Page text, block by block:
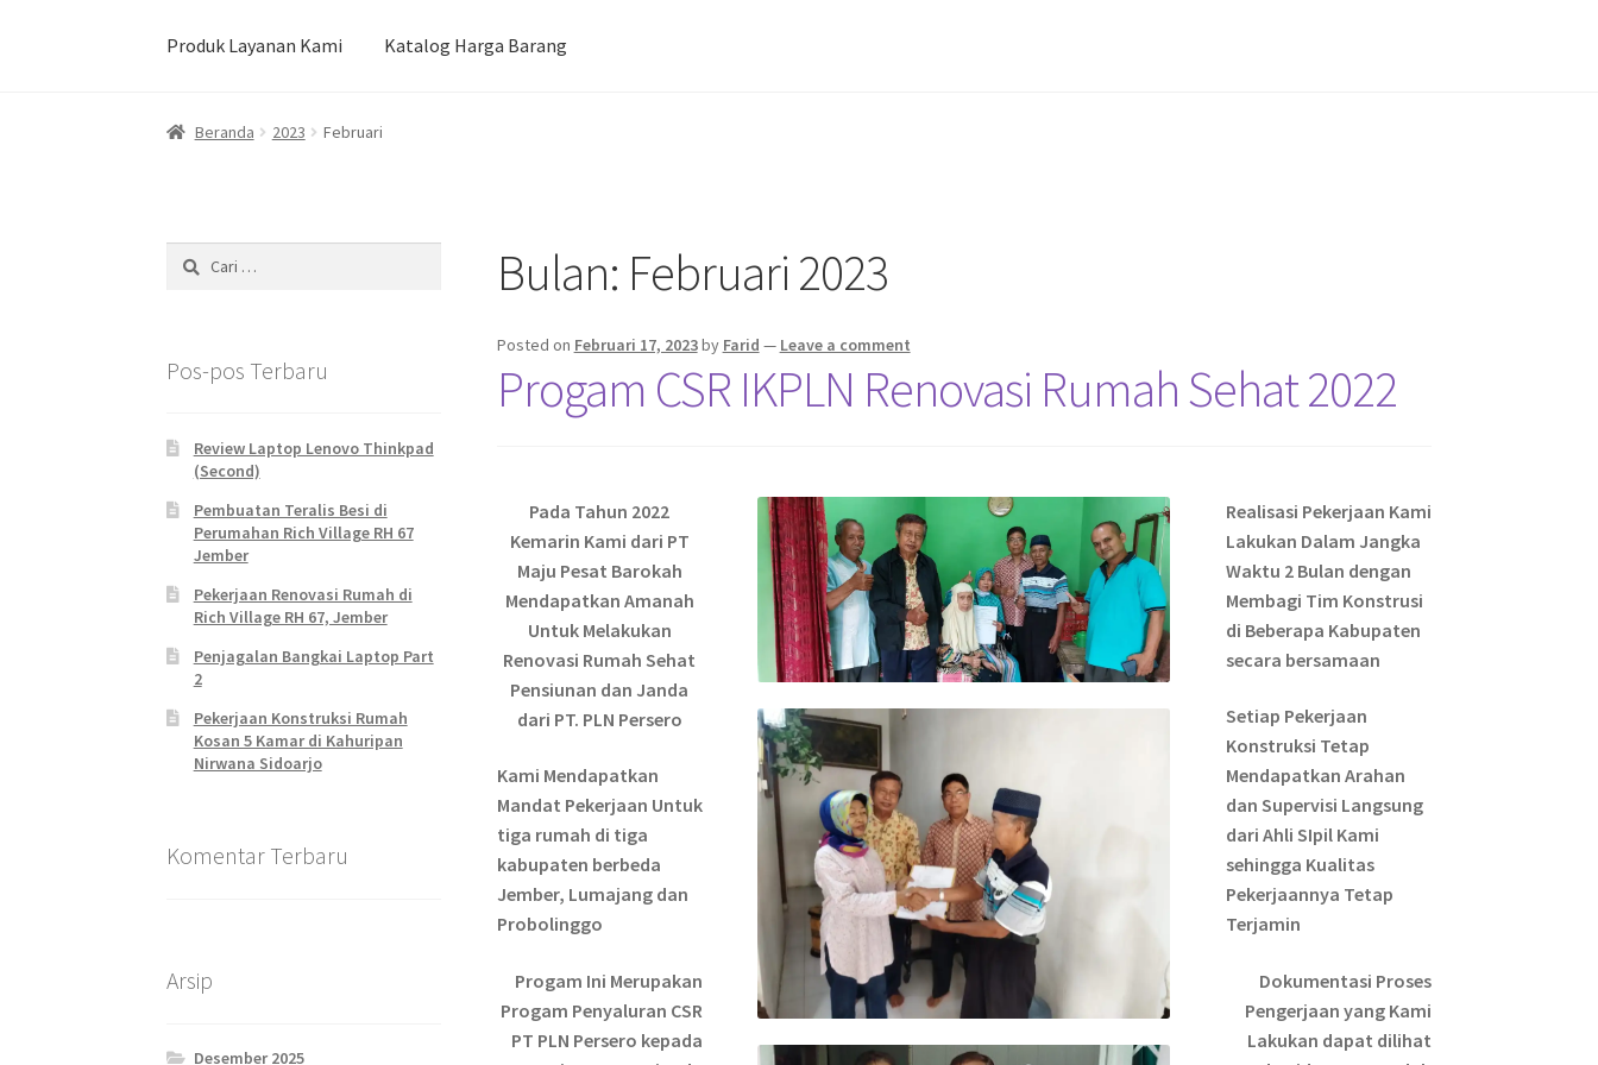
Produk Layanan Kami Katalog Harga Barang
Beranda Durian Kupas Premium dari Jember
Produk Layanan KamiReparasi Rumah
Beranda 2023 Februari
Bulan: Februari 2023
Posted on Februari 17, 2023by Farid — Leave a comment
Progam CSR IKPLN Renovasi Rumah Sehat 2022
Pada Tahun 2022
Kemarin Kami dari PT
Maju Pesat Barokah
Mendapatkan Amanah
Untuk Melakukan
Renovasi Rumah Sehat
Pensiunan dan Janda
dari PT. PLN Persero
Kami Mendapatkan
Mandat Pekerjaan Untuk
tiga rumah di tiga
kabupaten berbeda
Jember, Lumajang dan
Probolinggo
Progam Ini Merupakan
Progam Penyaluran CSR
PT PLN Persero kepada
Realisasi Pekerjaan Kami
Lakukan Dalam Jangka
Waktu 2 Bulan dengan
Membagi Tim Konstrusi
di Beberapa Kabupaten
secara bersamaan
Setiap Pekerjaan
Konstruksi Tetap
Mendapatkan Arahan
dan Supervisi Langsung
dari Ahli SIpil Kami
sehingga Kualitas
Pekerjaannya Tetap
Terjamin
Dokumentasi Proses
Pengerjaan yang Kami
Lakukan dapat dilihat
Cari
untuk:
Pos-pos Terbaru
Review Laptop Lenovo Thinkpad
(Second)
Pembuatan Teralis Besi di
Perumahan Rich Village RH 67
Jember
Pekerjaan Renovasi Rumah di
Rich Village RH 67, Jember
Penjagalan Bangkai Laptop Part
2
Pekerjaan Konstruksi Rumah
Kosan 5 Kamar di Kahuripan
Nirwana Sidoarjo
Komentar Terbaru
Arsip
Desember 2025